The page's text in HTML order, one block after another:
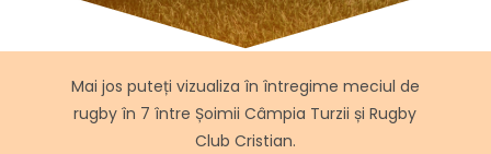
Mai jos puteți vizualiza în întregime meciul de
rugby în 7 între Șoimii Câmpia Turzii și Rugby
Club Cristian.